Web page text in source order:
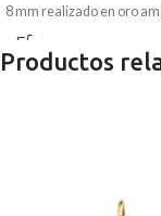
8 mm realizado en oro
quilates, que viene
realistas tallas que le dan
Productos